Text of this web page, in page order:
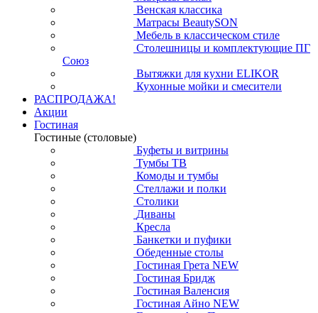
Венская классика
Матрасы BeautySON
Мебель в классическом стиле
Столешницы и комплектующие ПГ
Союз
Вытяжки для кухни ELIKOR
Кухонные мойки и смесители
РАСПРОДАЖА!
Акции
Гостиная
Гостиные (столовые)
Буфеты и витрины
Тумбы ТВ
Комоды и тумбы
Стеллажи и полки
Столики
Диваны
Кресла
Банкетки и пуфики
Обеденные столы
Гостиная Грета NEW
Гостиная Бридж
Гостиная Валенсия
Гостиная Айно NEW